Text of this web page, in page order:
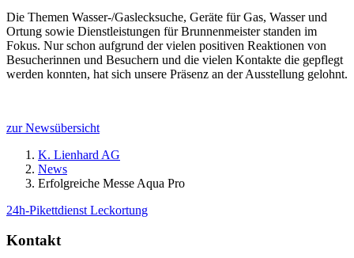
Die Themen Wasser-/Gaslecksuche, Geräte für Gas, Wasser und
Ortung sowie Dienstleistungen für Brunnenmeister standen im
Fokus. Nur schon aufgrund der vielen positiven Reaktionen von
Besucherinnen und Besuchern und die vielen Kontakte die gepflegt
werden konnten, hat sich unsere Präsenz an der Ausstellung gelohnt.
zur Newsübersicht
K. Lienhard AG
News
Erfolgreiche Messe Aqua Pro
24h-Pikettdienst Leckortung
Kontakt